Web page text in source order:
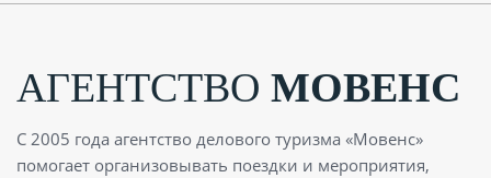
АГЕНТСТВО МОВЕНС
С 2005 года агентство делового туризма «Мовенс»
помогает организовывать поездки и мероприятия,